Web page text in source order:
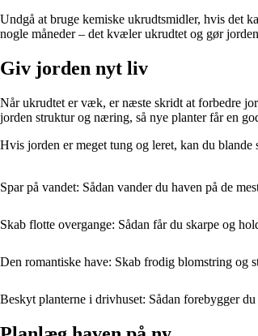
Undgå at bruge kemiske ukrudtsmidler, hvis det
nogle måneder – det kvæler ukrudtet og gør
Giv jorden nyt liv
Når ukrudtet er væk, er næste skridt at forbedre
jorden struktur og næring, så nye planter får en
Hvis jorden er meget tung og leret, kan du
Spar på vandet: Sådan vander du haven på de
Skab flotte overgange: Sådan får du skarpe og
Den romantiske have: Skab frodig blomstring og
Beskyt planterne i drivhuset: Sådan forebygger